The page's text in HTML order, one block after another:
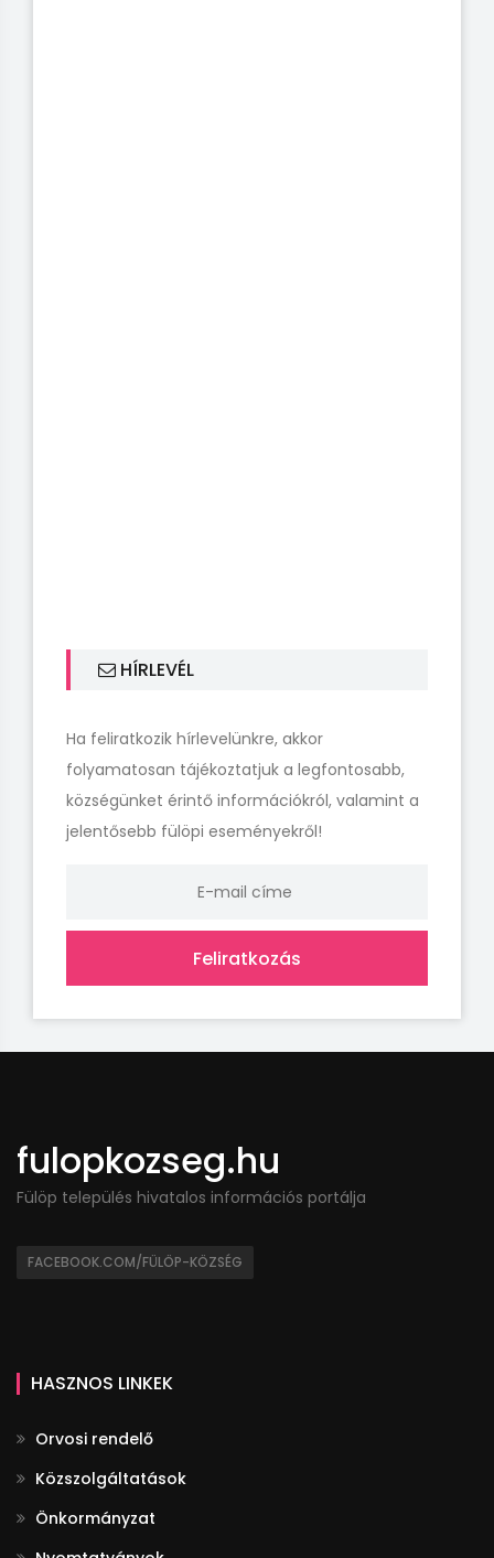
HÍRLEVÉL
Ha feliratkozik hírlevelünkre, akkor
folyamatosan tájékoztatjuk a legfontosabb,
községünket érintő információkról, valamint a
jelentősebb fülöpi eseményekről!
Feliratkozás
fulopkozseg.hu
Fülöp település hivatalos információs portálja
FACEBOOK.COM/FÜLÖP-KÖZSÉG
HASZNOS LINKEK
Orvosi rendelő
Közszolgáltatások
Önkormányzat